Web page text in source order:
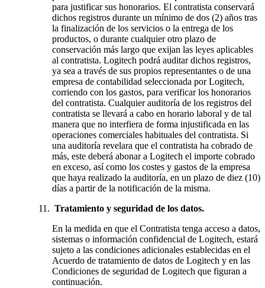
para justificar sus honorarios. El contratista conservará
dichos registros durante un mínimo de dos (2) años tras
la finalización de los servicios o la entrega de los
productos, o durante cualquier otro plazo de
conservación más largo que exijan las leyes aplicables
al contratista. Logitech podrá auditar dichos registros,
ya sea a través de sus propios representantes o de una
empresa de contabilidad seleccionada por Logitech,
corriendo con los gastos, para verificar los honorarios
del contratista. Cualquier auditoría de los registros del
contratista se llevará a cabo en horario laboral y de tal
manera que no interfiera de forma injustificada en las
operaciones comerciales habituales del contratista. Si
una auditoría revelara que el contratista ha cobrado de
más, este deberá abonar a Logitech el importe cobrado
en exceso, así como los costes y gastos de la empresa
que haya realizado la auditoría, en un plazo de diez (10)
días a partir de la notificación de la misma.
Tratamiento y seguridad de los datos.
En la medida en que el Contratista tenga acceso a datos,
sistemas o información confidencial de Logitech, estará
sujeto a las condiciones adicionales establecidas en el
Acuerdo de tratamiento de datos de Logitech y en las
Condiciones de seguridad de Logitech que figuran a
continuación.